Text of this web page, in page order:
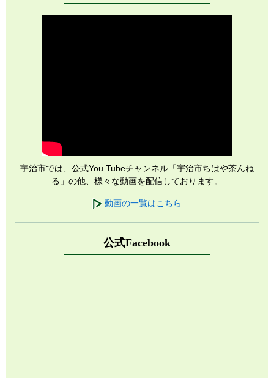
宇治市では、公式You Tubeチャンネル「宇治市ちはや茶んね
る」の他、様々な動画を配信しております。
動画の一覧はこちら
公式Facebook